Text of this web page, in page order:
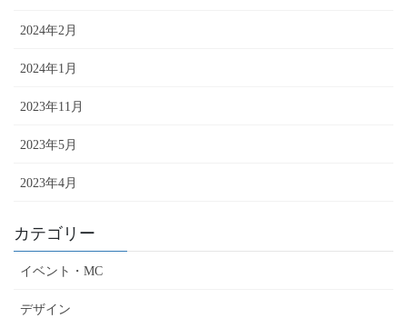
2024年2月
2024年1月
2023年11月
2023年5月
2023年4月
カテゴリー
イベント・MC
デザイン